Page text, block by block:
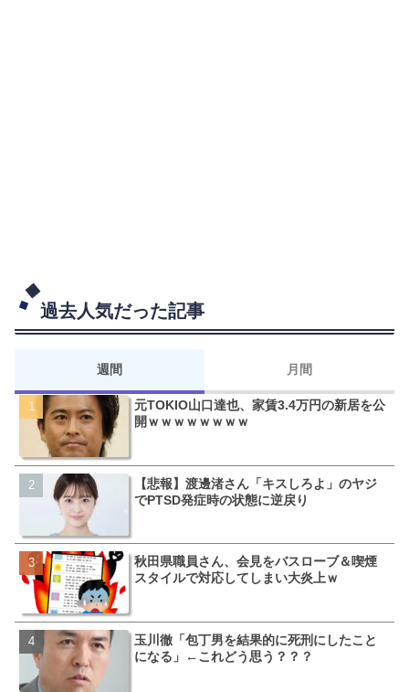
過去人気だった記事
週間
元TOKIO山口達也、家賃3.4万円の新居を公
開ｗｗｗｗｗｗｗｗ
【悲報】渡邊渚さん「キスしろよ」のヤジ
でPTSD発症時の状態に逆戻り
秋田県職員さん、会見をバスローブ＆喫煙
スタイルで対応してしまい大炎上ｗ
玉川徹「包丁男を結果的に死刑にしたこと
になる」←これどう思う？？？
月間
【悲報】東京着く前にHP
【ファーw】水着女子さん
撮してる…通報しなきゃ！
皇族確保策、天皇陛下の一
くｗｗｗ
文春、沖縄問題の"触れて
暴露してしまうｗｗｗｗｗ